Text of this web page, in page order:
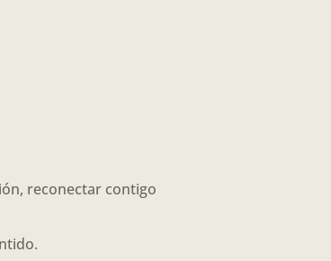
reconectar contigo